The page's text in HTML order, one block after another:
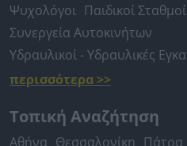
Ψυχολόγοι Παιδικοί Σταθμοί
Συνεργεία Αυτοκινήτων
Υδραυλικοί - Υδραυλικές
περισσότερα >>
Τοπική Αναζήτηση
Αθήνα Θεσσαλονίκη Πάτρα